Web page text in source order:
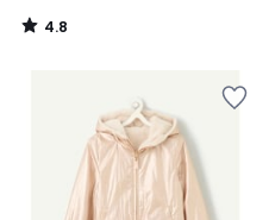
4.8
/